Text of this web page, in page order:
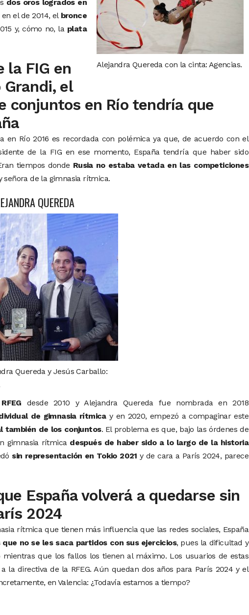
Alejandra Quereda con la cinta: Agencias.
dos oros logrados en
el de 2014, el bronce
y, cómo no, la plata
la FIG en
el
conjuntos en Río tendría que
en Río 2016 es recordada con polémica ya que, de acuerdo con el
de la FIG en ese momento, España tendría que haber sido
tiempos donde Rusia no estaba vetada en las competiciones
señora de la gimnasia rítmica.
QUEREDA
Quereda y Jesús Carballo:
desde 2010 y Alejandra Quereda fue nombrada en 2018
de gimnasia rítmicay en 2020, empezó a compaginar este
también de los conjuntos. El problema es que, bajo las órdenes de
gimnasia rítmica después de haber sido a lo largo de la historia
sin representación en Tokio 2021 y de cara a París 2024, parece
España volverá a quedarse sin
2024
rítmica que tienen más influencia que las redes sociales, España
no se les saca partidos con sus ejercicios, pues la dificultad y
que los fallos los tienen al máximo. Los usuarios de estas
la directiva de la RFEG. Aún quedan dos años para París 2024 y el
en Valencia: ¿Todavía estamos a tiempo?